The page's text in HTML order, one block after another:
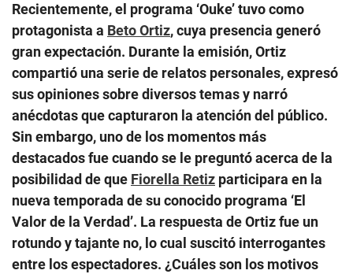
Recientemente, el programa ‘Ouke’ tuvo como
protagonista a Beto Ortiz, cuya presencia generó
gran expectación. Durante la emisión, Ortiz
compartió una serie de relatos personales, expresó
sus opiniones sobre diversos temas y narró
anécdotas que capturaron la atención del público.
Sin embargo, uno de los momentos más
destacados fue cuando se le preguntó acerca de la
posibilidad de que Fiorella Retiz participara en la
nueva temporada de su conocido programa ‘El
Valor de la Verdad’. La respuesta de Ortiz fue un
rotundo y tajante no, lo cual suscitó interrogantes
entre los espectadores. ¿Cuáles son los motivos